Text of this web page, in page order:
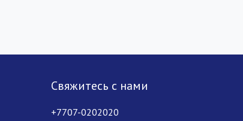
Свяжитесь с нами
+7707-0202020